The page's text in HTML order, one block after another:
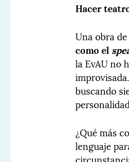
Hacer
Una obra
como el
la EvAU no
buscando
¿Qué más
lenguaje